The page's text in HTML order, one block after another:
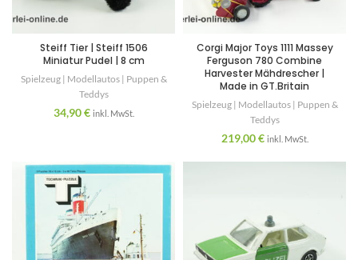
Steiff Tier | Steiff 1506
Miniatur Pudel | 8 cm
Spielzeug | Modellautos | Puppen &
Teddys
34,90€ inkl. MwSt.
Corgi Major Toys 1111 Massey
Ferguson 780 Combine
Harvester Mähdrescher |
Made in GT.Britain
Spielzeug | Modellautos | Puppen &
Teddys
219,00€ inkl. MwSt.